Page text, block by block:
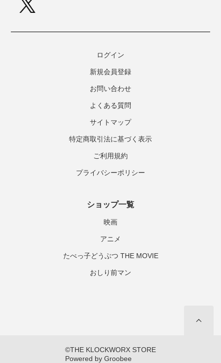
ログイン
新規会員登録
お問い合わせ
よくある質問
サイトマップ
特定商取引法に基づく表示
ご利用規約
プライバシーポリシー
ショップ一覧
映画
アニメ
たべっ子どうぶつ THE MOVIE
おしり前マン
©THE KLOCKWORX STORE
Powered by Groobee